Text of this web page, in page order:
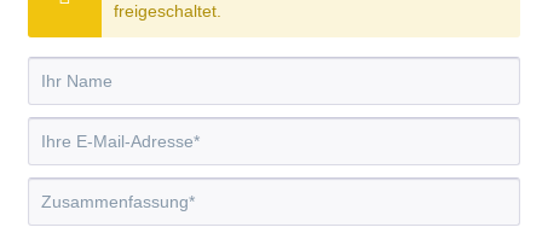
freigeschaltet.